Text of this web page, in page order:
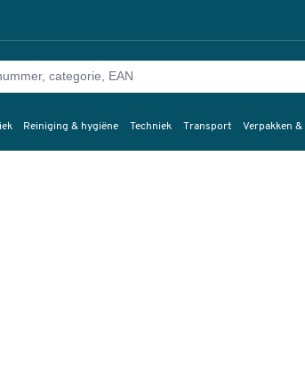
Reiniging & hygiëne Techniek Transport Verpakken